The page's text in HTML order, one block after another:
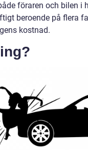
föraren och bilen i
beroende på flera
kostnad.